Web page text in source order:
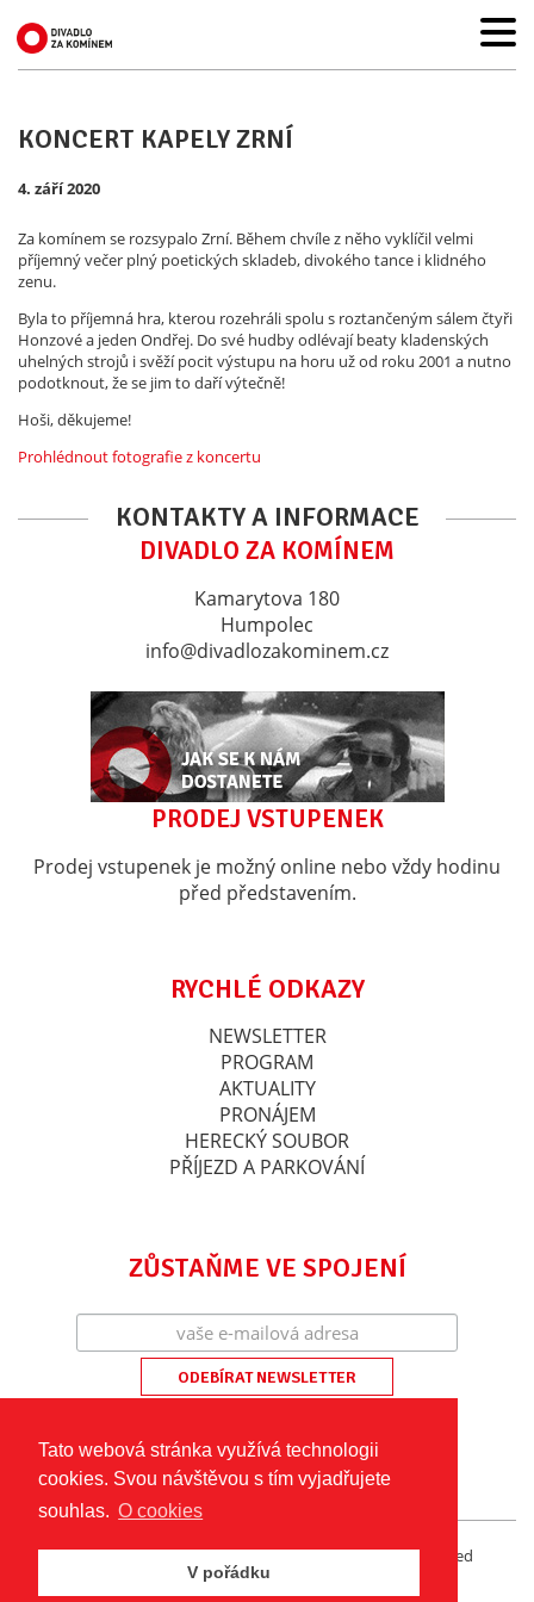
Tato webová stránka využívá technologii
cookies. Svou návštěvou s tím vyjadřujete
souhlas. O cookies
V pořádku
KONCERT KAPELY ZRNÍ
4. září 2020
Za komínem se rozsypalo Zrní. Během chvíle z něho vyklíčil velmi
příjemný večer plný poetických skladeb, divokého tance i klidného
zenu.
Byla to příjemná hra, kterou rozehráli spolu s roztančeným sálem čtyři
Honzové a jeden Ondřej. Do své hudby odlévají beaty kladenských
uhelných strojů i svěží pocit výstupu na horu už od roku 2001 a nutno
podotknout, že se jim to daří výtečně!
Hoši, děkujeme!
Prohlédnout fotografie z koncertu
KONTAKTY A INFORMACE
DIVADLO ZA KOMÍNEM
Kamarytova 180
Humpolec
info@divadlozakominem.cz
PRODEJ VSTUPENEK
Prodej vstupenek je možný online nebo vždy hodinu
před představením.
RYCHLÉ ODKAZY
NEWSLETTER
PROGRAM
AKTUALITY
PRONÁJEM
HERECKÝ SOUBOR
PŘÍJEZD A PARKOVÁNÍ
ZŮSTAŇME VE SPOJENÍ
©2026 Divadlo Za komínem Humpolec • All rights reserved
Obchodní podmínky a návštěvní řád